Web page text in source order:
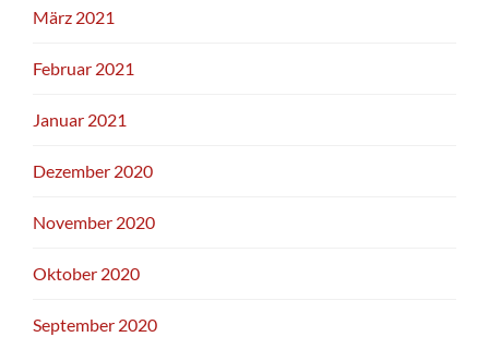
März 2021
Februar 2021
Januar 2021
Dezember 2020
November 2020
Oktober 2020
September 2020